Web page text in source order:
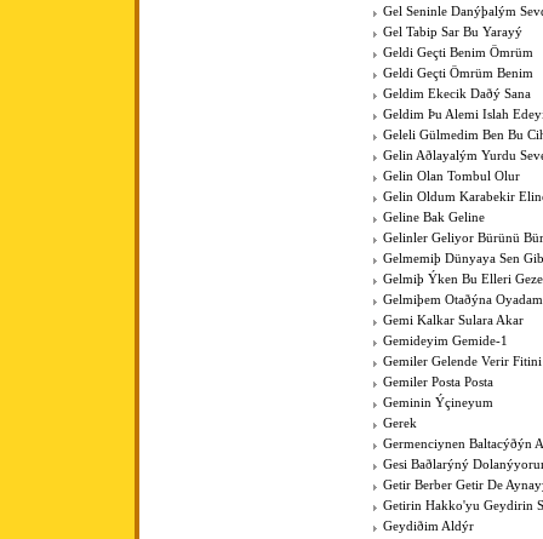
Gel Seninle Danýþalým
Gel Tabip Sar Bu Yarayý
Geldi Geçti Benim Ömrüm
Geldi Geçti Ömrüm Benim
Geldim Ekecik Daðý Sana
Geldim Þu Alemi Islah
Geleli Gülmedim Ben Bu
Gelin Aðlayalým Yurdu
Gelin Olan Tombul Olur
Gelin Oldum Karabekir
Geline Bak Geline
Gelinler Geliyor Bürünü
Gelmemiþ Dünyaya Sen
Gelmiþ Ýken Bu Elleri
Gelmiþem Otaðýna
Gemi Kalkar Sulara Akar
Gemideyim Gemide-1
Gemiler Gelende Verir Fitini
Gemiler Posta Posta
Geminin Ýçineyum
Gerek
Germenciynen Baltacýðýn
Gesi Baðlarýný
Getir Berber Getir De
Getirin Hakko'yu Geydirin
Geydiðim Aldýr